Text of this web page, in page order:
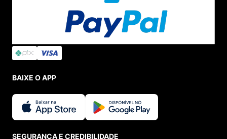
BAIXE O APP
SEGURANÇA E CREDIBILIDADE